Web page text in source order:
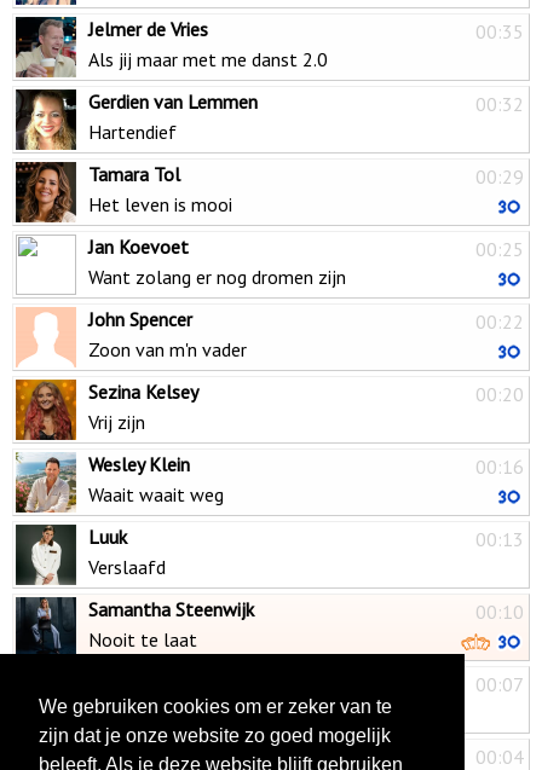
00:35
Jelmer de Vries
Als jij maar met me danst 2.0
00:32
Gerdien van Lemmen
Hartendief
00:29
Tamara Tol
Het leven is mooi
00:25
Jan Koevoet
Want zolang er nog dromen zijn
00:22
John Spencer
Zoon van m'n vader
00:20
Sezina Kelsey
Vrij zijn
00:16
Wesley Klein
Waait waait weg
00:13
Luuk
Verslaafd
00:10
Samantha Steenwijk
Nooit te laat
00:07
Het kan 'r niet schelen
00:04
Zanger Alex
We gebruiken cookies om er zeker van te
zijn dat je onze website zo goed mogelijk
beleeft. Als je deze website blijft gebruiken